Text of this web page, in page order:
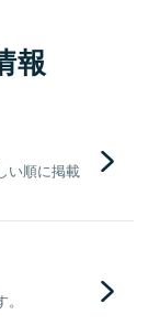
報
い順に掲載